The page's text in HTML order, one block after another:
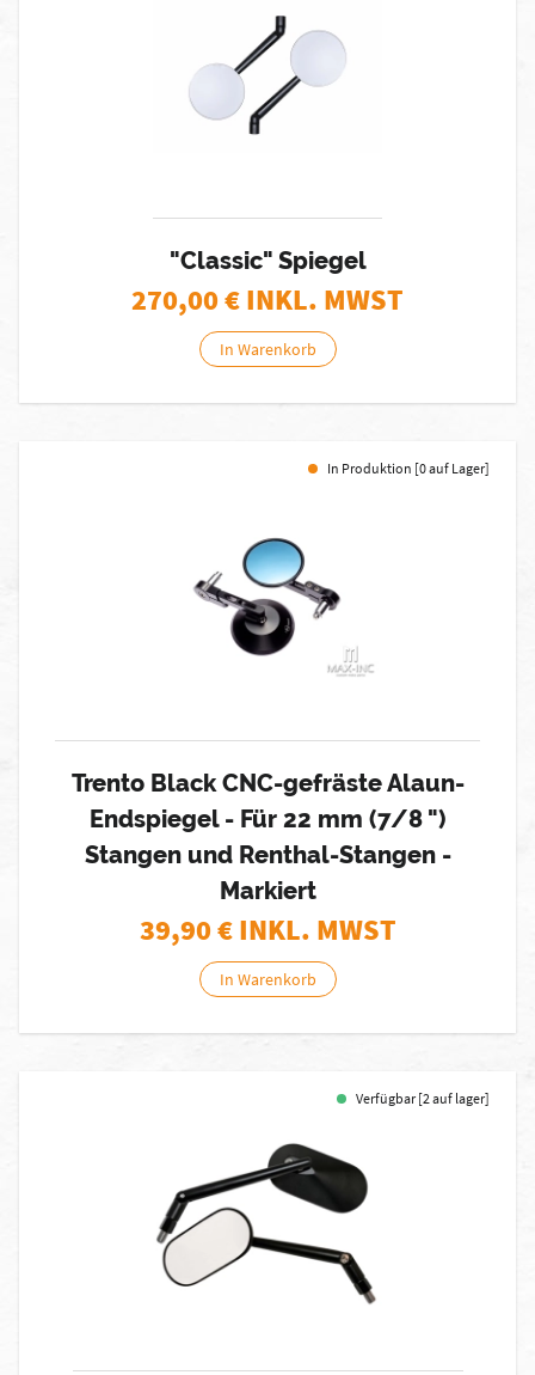
"Classic" Spiegel
270,00€ INKL. MWST
In Warenkorb
In Produktion [0 auf Lager]
Trento Black CNC-gefräste Alaun-
Endspiegel - Für 22 mm (7/8 ")
Stangen und Renthal-Stangen -
Markiert
39,90€ INKL. MWST
In Warenkorb
Verfügbar [2 auf lager]